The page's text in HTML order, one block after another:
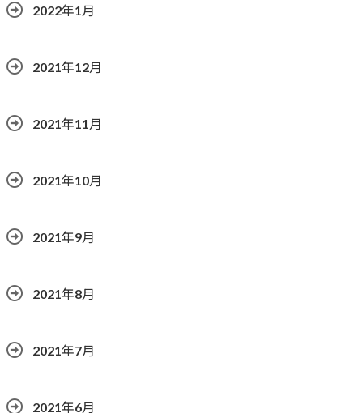
2022年1月
2021年12月
2021年11月
2021年10月
2021年9月
2021年8月
2021年7月
2021年6月